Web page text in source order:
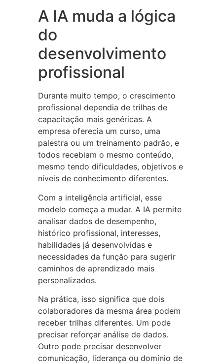
A IA muda a lógica
do
desenvolvimento
profissional
Durante muito tempo, o crescimento
profissional dependia de trilhas de
capacitação mais genéricas. A
empresa oferecia um curso, uma
palestra ou um treinamento padrão, e
todos recebiam o mesmo conteúdo,
mesmo tendo dificuldades, objetivos e
níveis de conhecimento diferentes.
Com a inteligência artificial, esse
modelo começa a mudar. A IA permite
analisar dados de desempenho,
histórico profissional, interesses,
habilidades já desenvolvidas e
necessidades da função para sugerir
caminhos de aprendizado mais
personalizados.
Na prática, isso significa que dois
colaboradores da mesma área podem
receber trilhas diferentes. Um pode
precisar reforçar análise de dados.
Outro pode precisar desenvolver
comunicação, liderança ou domínio de